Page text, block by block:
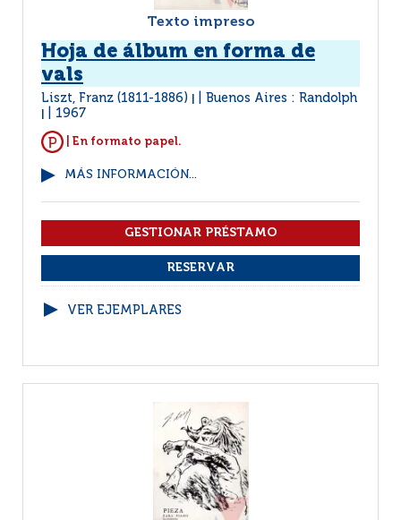
Texto impreso
Hoja de álbum en forma de
vals
Liszt, Franz (1811-1886) Buenos Aires : Randolph
1967
| En formato papel.
MÁS INFORMACIÓN...
VER EJEMPLARES